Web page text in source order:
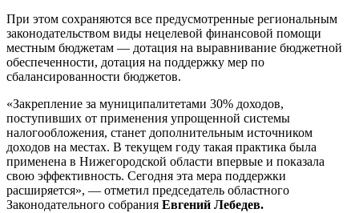
При этом сохраняются все предусмотренные региональным
законодательством виды нецелевой финансовой помощи
местным бюджетам — дотация на выравнивание бюджетной
обеспеченности, дотация на поддержку мер по
сбалансированности бюджетов.
«Закрепление за муниципалитетами 30% доходов,
поступивших от применения упрощенной системы
налогообложения, станет дополнительным источником
доходов на местах. В текущем году такая практика была
применена в Нижегородской области впервые и показала
свою эффективность. Сегодня эта мера поддержки
расширяется», — отметил председатель областного
Законодательного собрания Евгений Лебедев.